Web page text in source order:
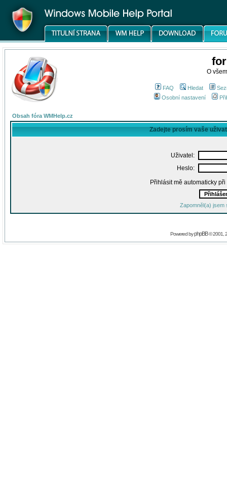
O
FAQ Hledat
Osobní nastavení
Obsah fóra WMHelp.cz
Zadejte prosím vaše
Uživatel:
Heslo:
Přihlásit mě automaticky
Zapomněl(a) jsem
Powered byphpBB© 2001,